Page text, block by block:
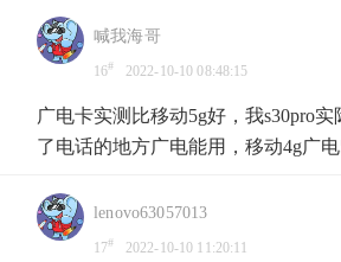
喊我海哥
16# 2022-10-10 08:48:15
广电卡实测比移动5g好，我s30pro
了电话的地方广电能用，移动4g广
lenovo63057013
17# 2022-10-10 11:20:11